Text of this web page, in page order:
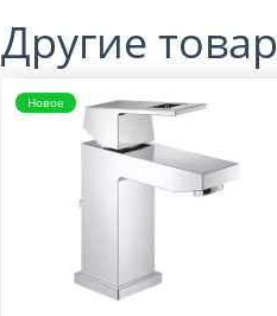
Другие
Новое